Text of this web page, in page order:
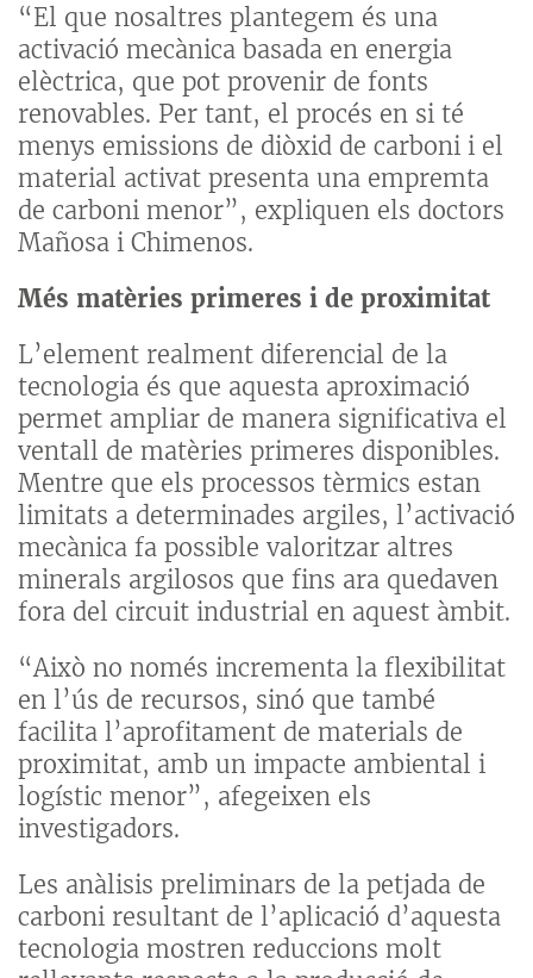
“El que nosaltres plantegem és una
activació mecànica basada en energia
elèctrica, que pot provenir de fonts
renovables. Per tant, el procés en si té
menys emissions de diòxid de carboni i el
material activat presenta una empremta
de carboni menor”, expliquen els doctors
Mañosa i Chimenos.
Més matèries primeres i de proximitat
L’element realment diferencial de la
tecnologia és que aquesta aproximació
permet ampliar de manera significativa el
ventall de matèries primeres disponibles.
Mentre que els processos tèrmics estan
limitats a determinades argiles, l’activació
mecànica fa possible valoritzar altres
minerals argilosos que fins ara quedaven
fora del circuit industrial en aquest àmbit.
“Això no només incrementa la flexibilitat
en l’ús de recursos, sinó que també
facilita l’aprofitament de materials de
proximitat, amb un impacte ambiental i
logístic menor”, afegeixen els
investigadors.
Les anàlisis preliminars de la petjada de
carboni resultant de l’aplicació d’aquesta
tecnologia mostren reduccions molt